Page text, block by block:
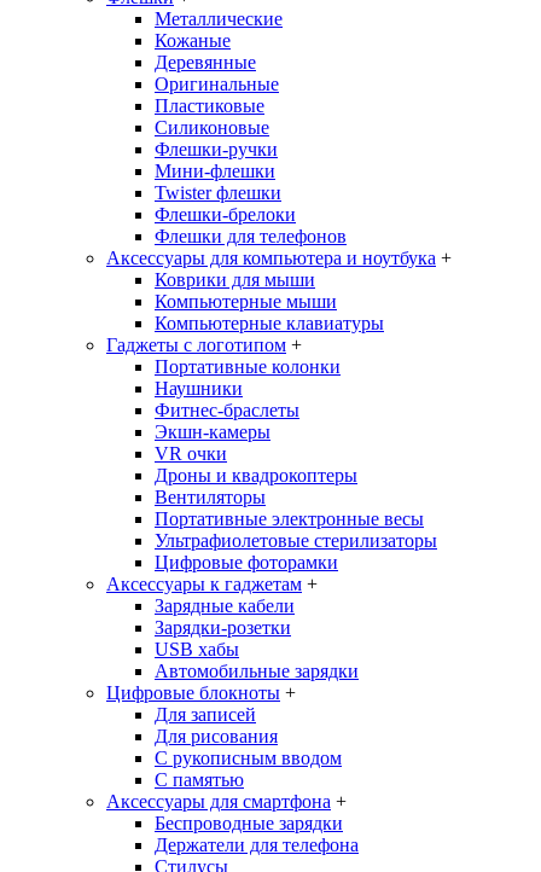
Металлические
Кожаные
Деревянные
Оригинальные
Пластиковые
Силиконовые
Флешки-ручки
Мини-флешки
Twister флешки
Флешки-брелоки
Флешки для телефонов
Аксессуары для компьютера и ноутбука +
Коврики для мыши
Компьютерные мыши
Компьютерные клавиатуры
Гаджеты с логотипом +
Портативные колонки
Наушники
Фитнес-браслеты
Экшн-камеры
VR очки
Дроны и квадрокоптеры
Вентиляторы
Портативные электронные весы
Ультрафиолетовые стерилизаторы
Цифровые фоторамки
Аксессуары к гаджетам +
Зарядные кабели
Зарядки-розетки
USB хабы
Автомобильные зарядки
Цифровые блокноты +
Для записей
Для рисования
С рукописным вводом
С памятью
Аксессуары для смартфона +
Беспроводные зарядки
Держатели для телефона
Стилусы